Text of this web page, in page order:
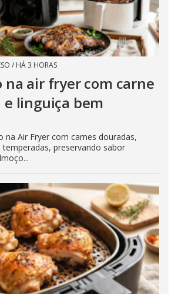
/ HÁ 3 HORAS
na air fryer com carne
linguiça bem
na Air Fryer com carnes douradas,
temperadas, preservando sabor